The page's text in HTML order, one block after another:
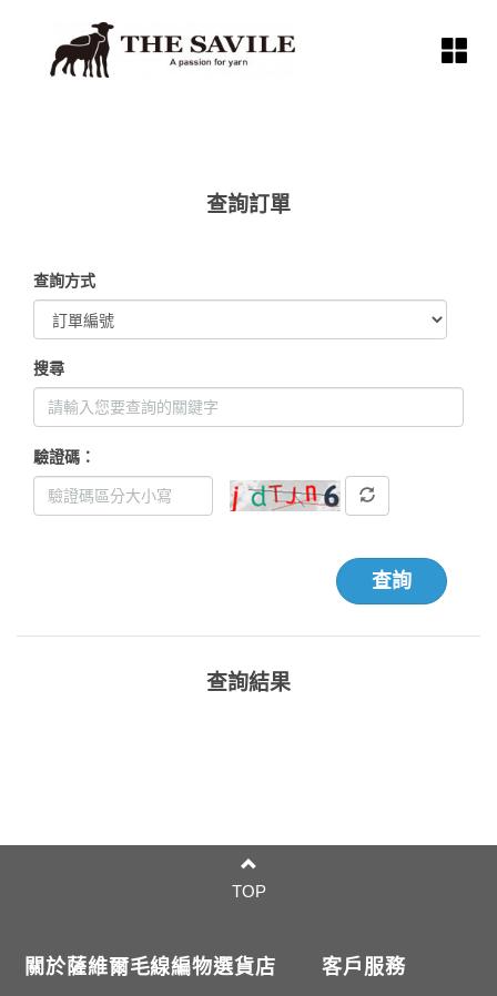
查詢訂單
查詢方式
搜尋
驗證碼：
查詢
查詢結果
TOP
關於薩維爾毛線編物選貨店 客戶服務